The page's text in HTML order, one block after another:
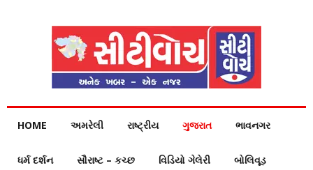
HOME અમરેલી રાષ્ટ્રીય ગુજરાત ભાવનગર
ધર્મ દર્શન સૌરાષ્ટ – કચ્છ વિડિયો ગેલેરી બોલિવૂડ